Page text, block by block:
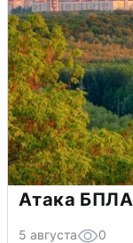
Атака
5 августа 0